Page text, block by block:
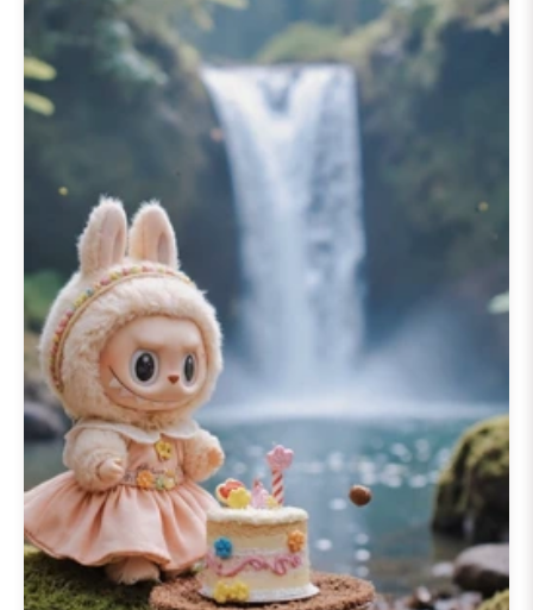
للآيفون
سريعة وسهلة الاستخدام.
انغمس في عالم مجموعة
خلفية مجانية لعيد ميلاد لابوبو النابض
بالحياة ودع طاقة لابوبو المرحة تضيء